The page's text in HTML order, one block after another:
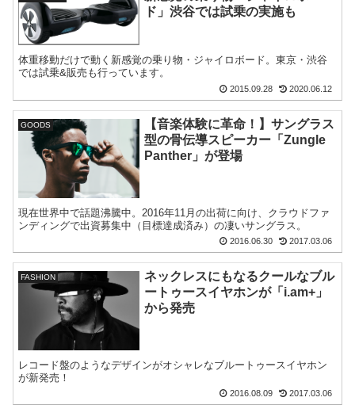
ド」渋谷では試乗の実施も
体重移動だけで動く新感覚の乗り物・ジャイロボード。東京・渋谷
では試乗&販売も行っています。
2015.09.28 2020.06.12
GOODS
【音楽体験に革命！】サングラス
型の骨伝導スピーカー「Zungle
Panther」が登場
現在世界中で話題沸騰中。2016年11月の出荷に向け、クラウドファ
ンディングで出資募集中（目標達成済み）の凄いサングラス。
2016.06.30 2017.03.06
FASHION
ネックレスにもなるクールなブル
ートゥースイヤホンが「i.am+」
から発売
レコード盤のようなデザインがオシャレなブルートゥースイヤホン
が新発売！
2016.08.09 2017.03.06